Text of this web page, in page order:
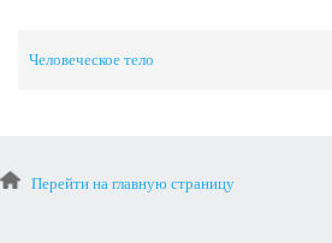
Человеческое тело
Перейти на главную страницу